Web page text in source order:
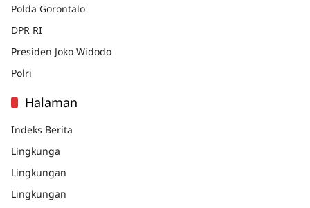
Polda Gorontalo
DPR RI
Presiden Joko Widodo
Polri
Halaman
Indeks Berita
Lingkunga
Lingkungan
Lingkungan